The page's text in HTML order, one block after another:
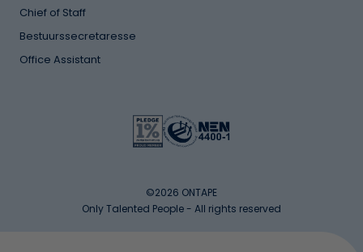
Chief of Staff
Bestuurssecretaresse
Office Assistant
©2026 ONTAPE
Only Talented People - All rights reserved